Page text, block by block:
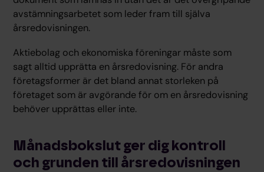
avstämningsarbetet som leder fram till själva
årsredovisningen.
Aktiebolag och ekonomiska föreningar måste som
sagt alltid upprätta en årsredovisning. För andra
företagsformer är det bland annat storleken på
företaget som är avgörande för om en årsredovisning
behöver upprättas eller inte.
Månadsbokslut ger dig kontroll
och grunden till årsredovisningen